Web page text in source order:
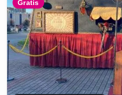
Gratis